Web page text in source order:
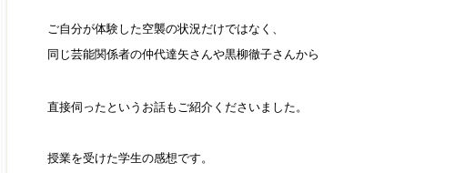
ご自分が体験した空襲の状況だけではなく、
同じ芸能関係者の仲代達矢さんや黒柳徹子さんから
直接伺ったというお話もご紹介くださいました。
授業を受けた学生の感想です。